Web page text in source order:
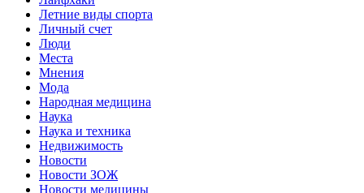
Летние виды спорта
Личный счет
Люди
Места
Мнения
Мода
Народная медицина
Наука
Наука и техника
Недвижимость
Новости
Новости ЗОЖ
Новости медицины